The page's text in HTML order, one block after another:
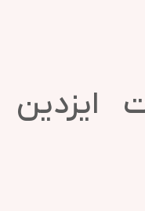
ایزدین